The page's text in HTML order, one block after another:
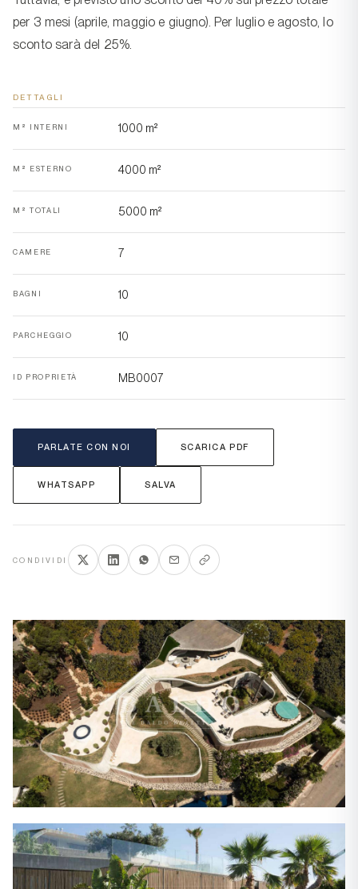
per 3 mesi (aprile, maggio e giugno). Per luglio e agosto, lo
sconto sarà del 25%.
DETTAGLI
M² INTERNI 1000 m²
M² ESTERNO 4000 m²
M² TOTALI 5000 m²
CAMERE 7
BAGNI 10
PARCHEGGIO 10
ID PROPRIETÀ MB0007
PARLATE CON NOI SCARICA PDF
WHATSAPP SALVA
CONDIVIDI